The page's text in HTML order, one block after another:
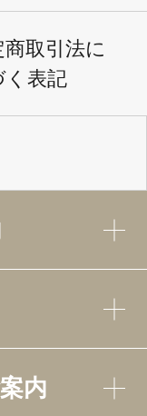
商取引法に
く表記
内